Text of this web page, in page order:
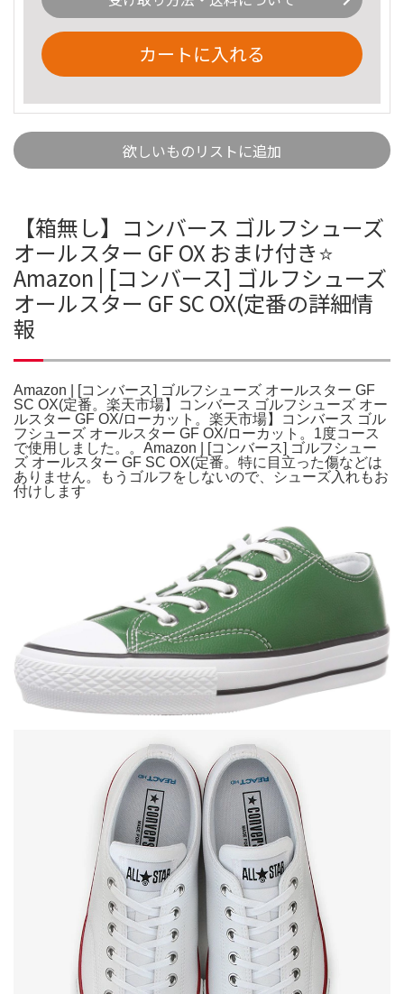
カートに入れる
欲しいものリストに追加
【箱無し】コンバース ゴルフシューズ
オールスター GF OX おまけ付き⭐️
Amazon | [コンバース] ゴルフシューズ
オールスター GF SC OX(定番の詳細情
報
Amazon | [コンバース] ゴルフシューズ オールスター GF
SC OX(定番。楽天市場】コンバース ゴルフシューズ オー
ルスター GF OX/ローカット。楽天市場】コンバース ゴル
フシューズ オールスター GF OX/ローカット。1度コース
で使用しました。。Amazon | [コンバース] ゴルフシュー
ズ オールスター GF SC OX(定番。特に目立った傷などは
ありません。もうゴルフをしないので、シューズ入れもお
付けします